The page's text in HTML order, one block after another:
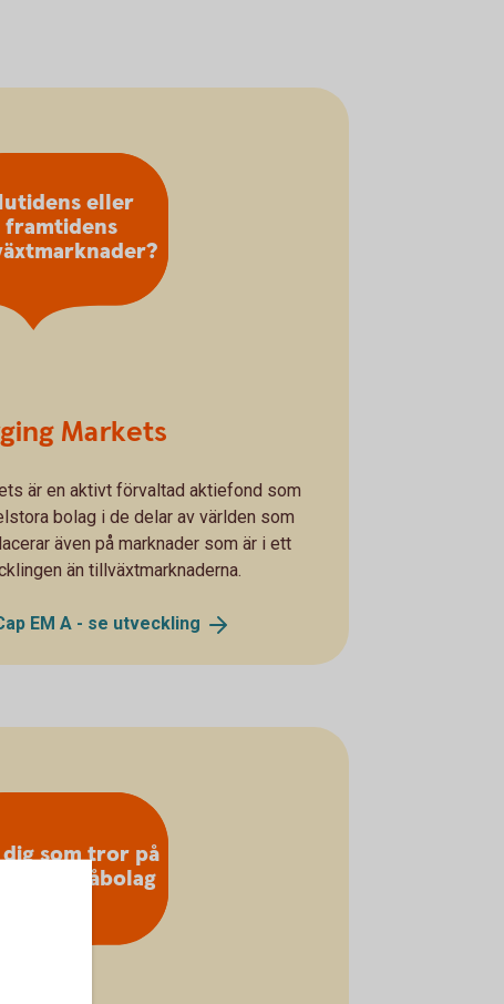
Markets
är en aktivt förvaltad aktiefond som
bolag i de delar av världen som
även på marknader som är i ett
än tillväxtmarknaderna.
EM A - se utveckling
eller
framtidens
som tror på
småbolag